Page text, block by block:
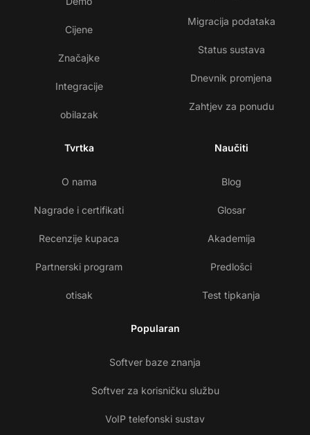
Cijene
Značajke
Integracije
obilazak
Migracija podataka
Status sustava
Dnevnik promjena
Zahtjev za ponudu
Tvrtka
O nama
Nagrade i certifikati
Recenzije kupaca
Partnerski program
otisak
Naučiti
Blog
Glosar
Akademija
Predlošci
Test tipkanja
Popularan
Softver baze znanja
Softver za korisničku službu
VoIP telefonski sustav